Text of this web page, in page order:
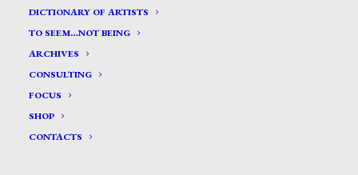
DICTIONARY OF ARTISTS
TO SEEM…NOT BEING
ARCHIVES
CONSULTING
FOCUS
SHOP
CONTACTS
Bevilacqua Giovanni Carlo*